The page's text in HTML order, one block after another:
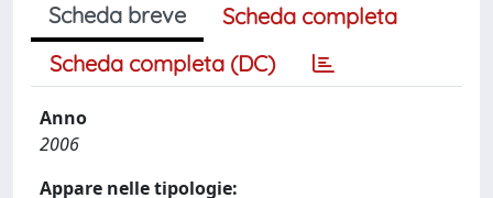
Scheda breve
Scheda completa
Scheda completa (DC)
Anno
2006
Appare nelle tipologie: